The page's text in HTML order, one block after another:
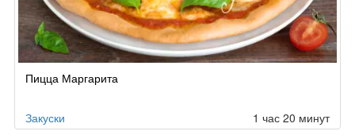
Пицца Маргарита
Закуски 1 час 20 минут